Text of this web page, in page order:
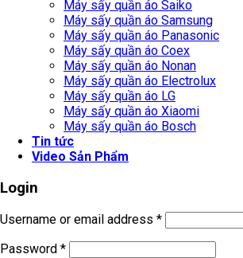
Máy sấy quần áo Saiko
Máy sấy quần áo Samsung
Máy sấy quần áo Panasonic
Máy sấy quần áo Coex
Máy sấy quần áo Nonan
Máy sấy quần áo Electrolux
Máy sấy quần áo LG
Máy sấy quần áo Xiaomi
Máy sấy quần áo Bosch
Tin tức
Video Sản Phẩm
Login
Username or email address *
Password *